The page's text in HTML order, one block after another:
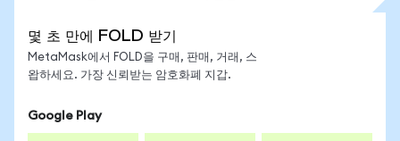
몇 초 만에 FOLD 받기
MetaMask에서 FOLD을 구매, 판매, 거래, 스
왑하세요. 가장 신뢰받는 암호화폐 지갑.
Google Play